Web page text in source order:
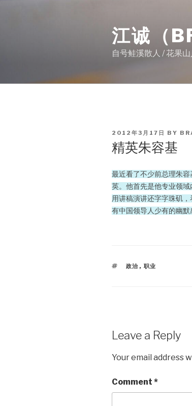
江诚（
自号鲑溪散人 / 花果
POSTED
ON
2012年3月17日 BY
精英朱容基
最近看了不少前总理朱
英。他首先是他专业领
用讲稿演讲还字字珠矶
有中国领导人少有的幽默
TAGS
政治 , 职业
Leave a Reply
Your email address
Comment *